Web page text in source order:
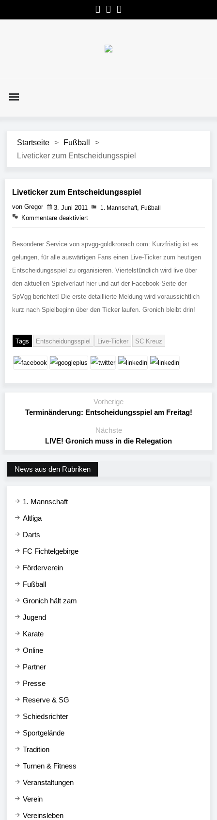
Startseite > Fußball
>
Liveticker zum Entscheidungsspiel
Liveticker zum Entscheidungsspiel
von Gregor 3. Juni 2011 1. Mannschaft, Fußball
Kommentare deaktiviert
Besonderer Service von spvgg-goldkronach.com: Kurzfristig ist es
gelungen, für alle auswärtigen Fans einen Live-Ticker zum heutigen
Entscheidungsspiel zu organisieren. Viertelstündlich wird live über
den aktuellen Spielverlauf hier und auf der Facebook-Seite der
SpVgg berichtet! Die erste detaillierte Meldung wird voraussichtlich
kurz nach Spielbeginn über den Ticker laufen. Gronich bleibt drin!
Tags Entscheidungsspiel Live-Ticker SC Kreuz
Vorherige
Terminänderung: Entscheidungsspiel am Freitag!
Nächste
LIVE! Gronich muss in die Relegation
News aus den Rubriken
1. Mannschaft
Altliga
Darts
FC Fichtelgebirge
Förderverein
Fußball
Gronich hält zam
Jugend
Karate
Online
Partner
Presse
Reserve & SG
Schiedsrichter
Sportgelände
Tradition
Turnen & Fitness
Veranstaltungen
Verein
Vereinsleben